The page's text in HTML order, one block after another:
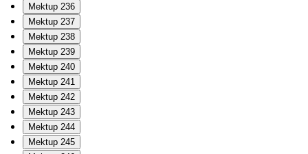
Mektup 236
Mektup 237
Mektup 238
Mektup 239
Mektup 240
Mektup 241
Mektup 242
Mektup 243
Mektup 244
Mektup 245